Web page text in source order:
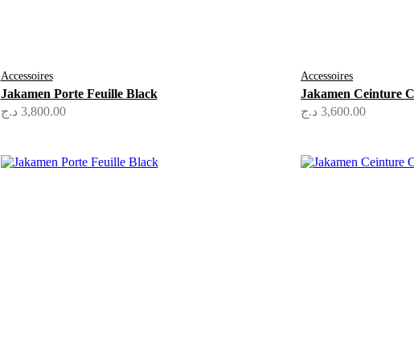
Accessoires
Jakamen Porte Feuille Black
3,800.00 د.ج
Accessoires
Jakamen Ceinture
3,600.00 د.ج